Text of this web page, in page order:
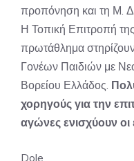
προπόνηση και τη Μ.
Η Τοπική Επιτροπή
πρωτάθλημα
Γονέων Παιδιών με
Βορείου Ελλάδος.
χορηγούς για την
αγώνες ενισχύουν οι
Dole